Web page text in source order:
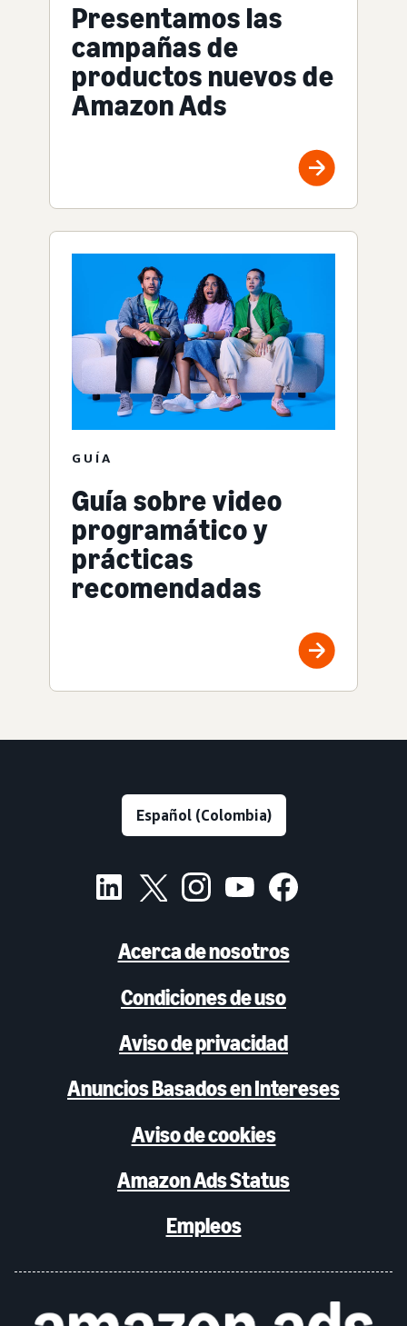
Presentamos las
campañas de
productos nuevos de
Amazon Ads
GUÍA
Guía sobre video
programático y
prácticas
recomendadas
Acerca de nosotros
Condiciones de uso
Aviso de privacidad
Anuncios Basados en Intereses
Aviso de cookies
Amazon Ads Status
Empleos